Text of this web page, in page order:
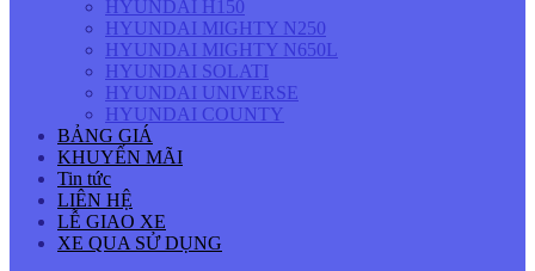
HYUNDAI H150
HYUNDAI MIGHTY N250
HYUNDAI MIGHTY N650L
HYUNDAI SOLATI
HYUNDAI UNIVERSE
HYUNDAI COUNTY
BẢNG GIÁ
KHUYẾN MÃI
Tin tức
LIÊN HỆ
LỄ GIAO XE
XE QUA SỬ DỤNG